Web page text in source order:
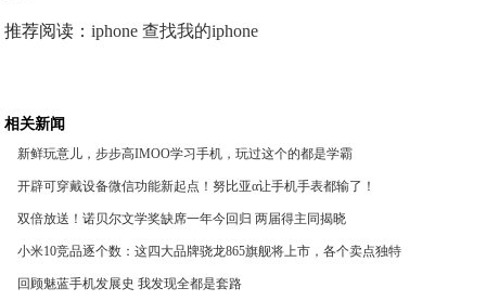
推荐阅读：iphone 查找我的iphone
相关新闻
新鲜玩意儿，步步高IMOO学习手机，玩过这个的都是学霸
开辟可穿戴设备微信功能新起点！努比亚α让手机手表都输了！
双倍放送！诺贝尔文学奖缺席一年今回归 两届得主同揭晓
小米10竞品逐个数：这四大品牌骁龙865旗舰将上市，各个卖点独特
回顾魅蓝手机发展史 我发现全都是套路